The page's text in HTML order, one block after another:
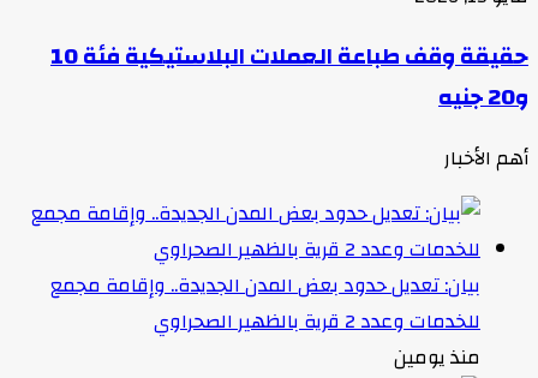
حقيقة وقف طباعة العملات البلاستيكية فئة 10
و20 جنيه
أهم الأخبار
بيان: تعديل حدود بعض المدن الجديدة.. وإقامة مجمع
للخدمات وعدد 2 قرية بالظهير الصحراوي
منذ يومين